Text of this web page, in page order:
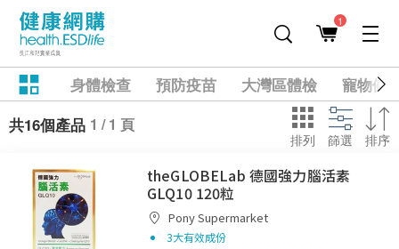
1
身體檢查 預防疫苗 大灣區體檢
寵物健
共16個產品 1 / 1 頁
排列 篩選 排序
theGLOBELab 德國強力腦活素
GLQ10 120粒
Pony Supermarket
3大有效成份